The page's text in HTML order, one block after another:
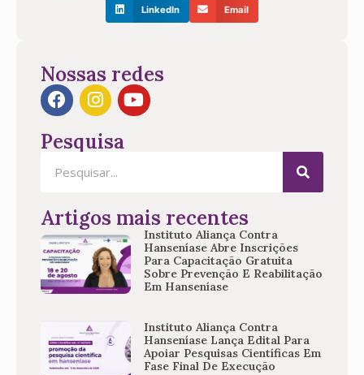
LinkedIn Email
Nossas redes
Pesquisa
Artigos mais recentes
Instituto Aliança Contra
Hanseníase Abre Inscrições
Para Capacitação Gratuita
Sobre Prevenção E Reabilitação
Em Hanseníase
Instituto Aliança Contra
Hanseníase Lança Edital Para
Apoiar Pesquisas Científicas Em
Fase Final De Execução